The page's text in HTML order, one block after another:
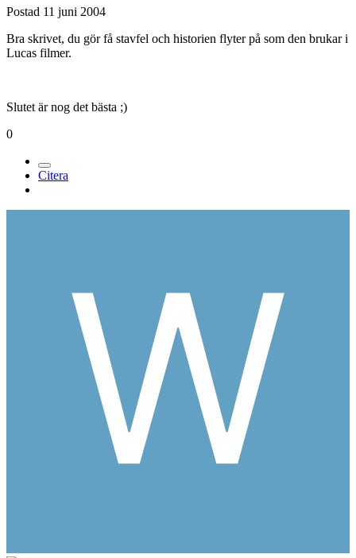
Postad 11 juni 2004
Bra skrivet, du gör få stavfel och historien flyter på som den brukar i
Lucas filmer.
Slutet är nog det bästa ;)
0
Citera